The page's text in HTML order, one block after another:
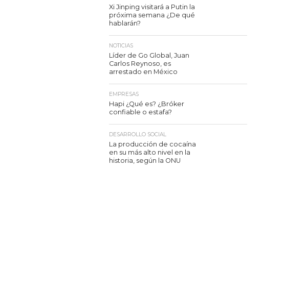
Xi Jinping visitará a Putin la
próxima semana ¿De qué
hablarán?
NOTICIAS
Líder de Go Global, Juan
Carlos Reynoso, es
arrestado en México
EMPRESAS
Hapi ¿Qué es? ¿Bróker
confiable o estafa?
DESARROLLO SOCIAL
La producción de cocaína
en su más alto nivel en la
historia, según la ONU